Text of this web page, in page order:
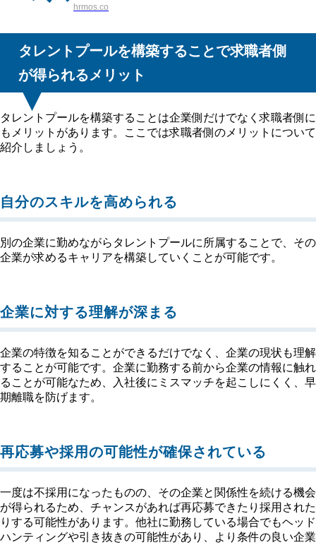
hrmos.co
タレントプールを構築することで求職者側
が得られるメリット
タレントプールを構築することは企業側だけでなく求職者側に
もメリットがあります。ここでは求職者側のメリットについて
紹介しましょう。
自分のスキルを高められる
別の企業に勤めながらタレントプールに所属することで、その
企業が求めるキャリアを構築していくことが可能です。
企業に対する理解が深まる
企業の特徴を知ることができるだけでなく、企業の現状も理解
することが可能です。企業に勤務する前から企業の情報に触れ
ることが可能なため、入社後にミスマッチを起こしにくく、早
期離職を防げます。
再応募や採用の可能性が確保されている
一度は不採用になったものの、その企業と関係性を続ける機会
が得られるため、チャンスがあれば再応募できたり採用された
りする可能性があります。他社に勤務している場合でもヘッド
ハンティングや引き抜きの可能性があり、より条件の良い企業